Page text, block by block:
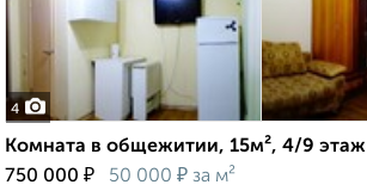
4
Комната в общежитии, 15м², 4/9 этаж
750 000 ₽ 50 000 ₽ за м²